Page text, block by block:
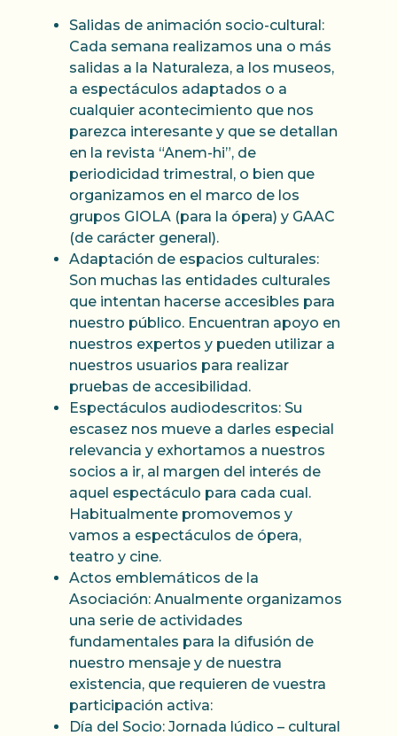
Salidas de animación socio-cultural:
Cada semana realizamos una o más
salidas a la Naturaleza, a los museos,
a espectáculos adaptados o a
cualquier acontecimiento que nos
parezca interesante y que se detallan
en la revista “Anem-hi”, de
periodicidad trimestral, o bien que
organizamos en el marco de los
grupos GIOLA (para la ópera) y GAAC
(de carácter general).
Adaptación de espacios culturales:
Son muchas las entidades culturales
que intentan hacerse accesibles para
nuestro público. Encuentran apoyo en
nuestros expertos y pueden utilizar a
nuestros usuarios para realizar
pruebas de accesibilidad.
Espectáculos audiodescritos: Su
escasez nos mueve a darles especial
relevancia y exhortamos a nuestros
socios a ir, al margen del interés de
aquel espectáculo para cada cual.
Habitualmente promovemos y
vamos a espectáculos de ópera,
teatro y cine.
Actos emblemáticos de la
Asociación: Anualmente organizamos
una serie de actividades
fundamentales para la difusión de
nuestro mensaje y de nuestra
existencia, que requieren de vuestra
participación activa:
Día del Socio: Jornada lúdico – cultural